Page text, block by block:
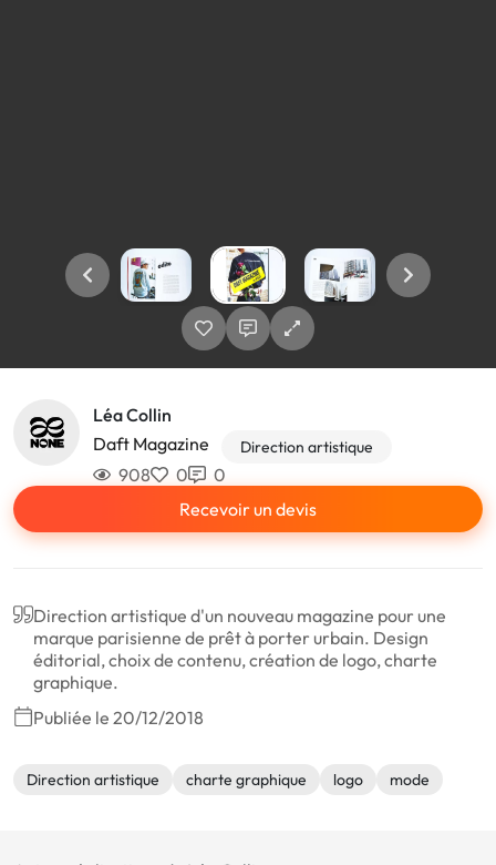
Léa Collin
Daft Magazine
Direction artistique
908 0
0
Recevoir un devis
Direction artistique d'un nouveau magazine pour une
marque parisienne de prêt à porter urbain. Design
éditorial, choix de contenu, création de logo, charte
graphique.
Publiée le 20/12/2018
Direction artistique charte graphique logo mode